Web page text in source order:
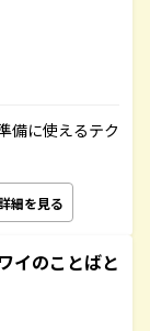
備に使えるテク
細を見る
イのことばと